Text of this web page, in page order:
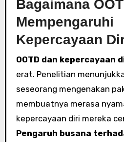
Bagaimana
Mempengaruhi
Kepercayaan
OOTD dan kepercayaan
erat. Penelitian
seseorang mengenakan
membuatnya merasa
kepercayaan diri mereka
Pengaruh busana